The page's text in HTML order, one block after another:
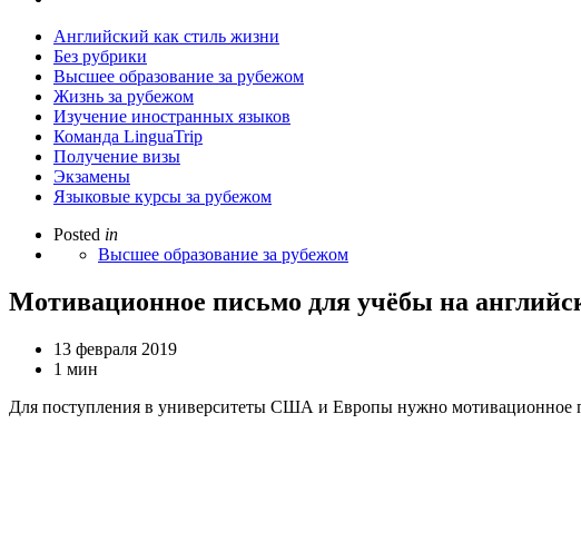
Английский как стиль жизни
Без рубрики
Высшее образование за рубежом
Жизнь за рубежом
Изучение иностранных языков
Команда LinguaTrip
Получение визы
Экзамены
Языковые курсы за рубежом
Posted in
Высшее образование за рубежом
Мотивационное письмо для учёбы на
13 февраля 2019
1 мин
Для поступления в университеты США и Европы нужно мотивационное